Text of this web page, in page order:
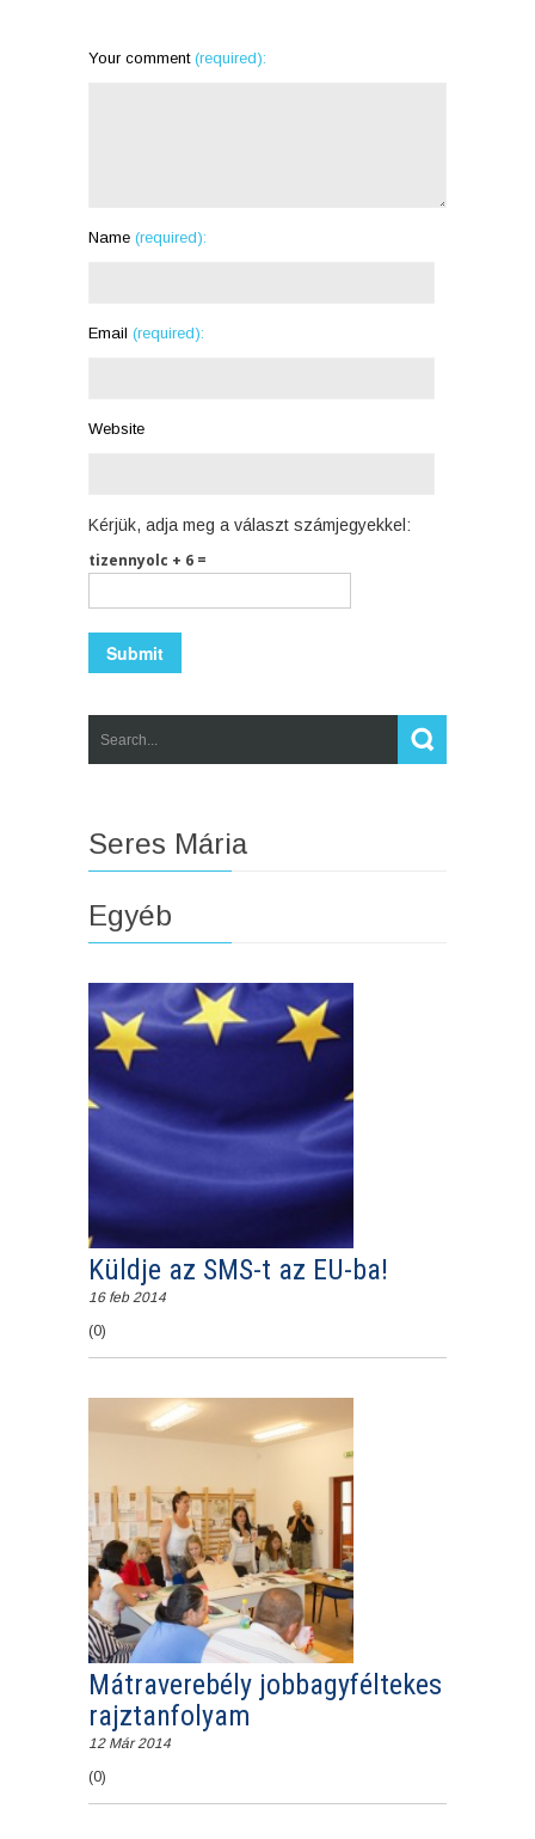
Your comment (required):
Name (required):
Email (required):
Website
Kérjük, adja meg a választ számjegyekkel:
tizennyolc + 6 =
Seres Mária
Egyéb
Küldje az SMS-t az EU-ba!
16 feb 2014
(0)
Mátraverebély jobbagyféltekes
rajztanfolyam
12 Már 2014
(0)